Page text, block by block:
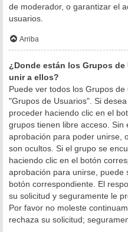
de moderador, o garantizar el
usuarios.
Arriba
¿Donde están los Grupos
unir a ellos?
Puede ver todos los Grupos
"Grupos de Usuarios". Si
proceder haciendo clic en el
grupos tienen libre acceso.
aprobación para poder unirse,
son ocultos. Si el grupo se
haciendo clic en el botón
aprobación para unirse, puede
botón correspondiente. El
su solicitud y seguramente le
Por favor no moleste
rechaza su solicitud;